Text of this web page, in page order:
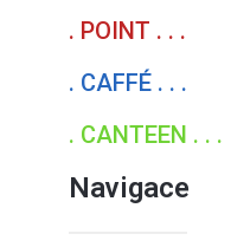
. POINT . . .
. CAFFÉ . . .
. CANTEEN . . .
Navigace